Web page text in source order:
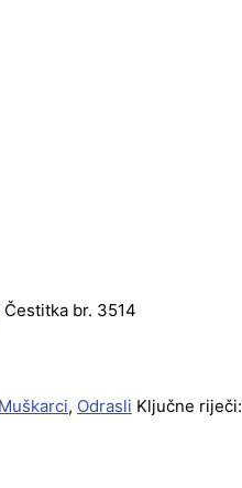
Čestitka br. 3514
Muškarci, Odrasli Ključne riječi: